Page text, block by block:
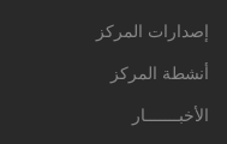
إصدارات المركز
أنشطة المركز
الأخبـــــــار